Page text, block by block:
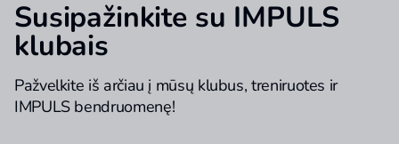
Susipažinkite su IMPULS
klubais
Pažvelkite iš arčiau į mūsų klubus, treniruotes ir
IMPULS bendruomenę!